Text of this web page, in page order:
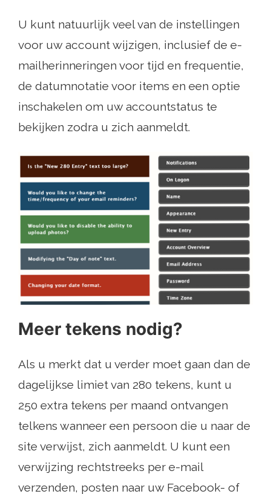
U kunt natuurlijk veel van de instellingen
voor uw account wijzigen, inclusief de e-
mailherinneringen voor tijd en frequentie,
de datumnotatie voor items en een optie
inschakelen om uw accountstatus te
bekijken zodra u zich aanmeldt.
Meer tekens nodig?
Als u merkt dat u verder moet gaan dan de
dagelijkse limiet van 280 tekens, kunt u
250 extra tekens per maand ontvangen
telkens wanneer een persoon die u naar de
site verwijst, zich aanmeldt. U kunt een
verwijzing rechtstreeks per e-mail
verzenden, posten naar uw Facebook- of